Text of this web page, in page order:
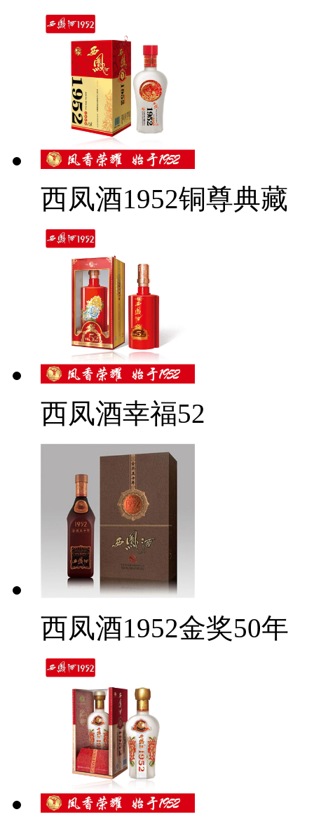
西凤酒1952铜尊典藏
西凤酒幸福52
西凤酒1952金奖50年